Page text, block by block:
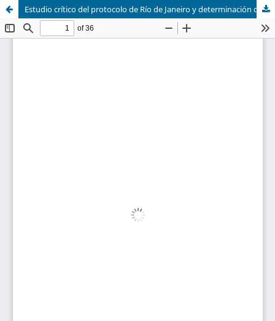
Estudio crítico del protocolo de Río de Janeiro y determinación de la situación actual limítrofe con el Perú